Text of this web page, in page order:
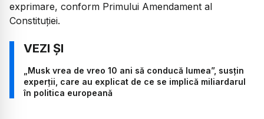
exprimare, conform Primului Amendament al
Constituției.
„Musk vrea de vreo 10 ani să conducă lumea”, susțin
experții, care au explicat de ce se implică miliardarul
în politica europeană